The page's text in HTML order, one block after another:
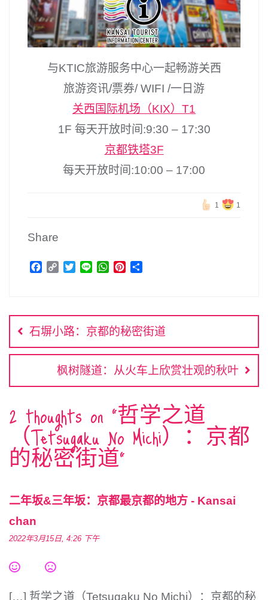
与KTIC旅游服务中心一起畅游关西
旅游资讯/票券/ WIFI /一日游
关西国际机场（KIX）T1
1F 每天开放时间:9:30 – 17:30
京都铁塔3F
每天开放时间:10:00 – 17:00
1 1
Share
b
o
o
k
C
L
i
n
k
t
e
r
W
s
A
p
p
e
r
e
s
文
章
导
石塀小路：京都的秘密街道
枫树隧道：从火车上欣赏壮观的秋叶
2 thoughts on “哲学之道
（Tetsugaku No Michi）：京都
的秘密街道”
二年坂&三年坂：京都最京都的地方 - Kansai
chan
2022年3月15日, 4:26 下午
[…] 哲学之道（Tetsugaku No Michi）：京都的秘